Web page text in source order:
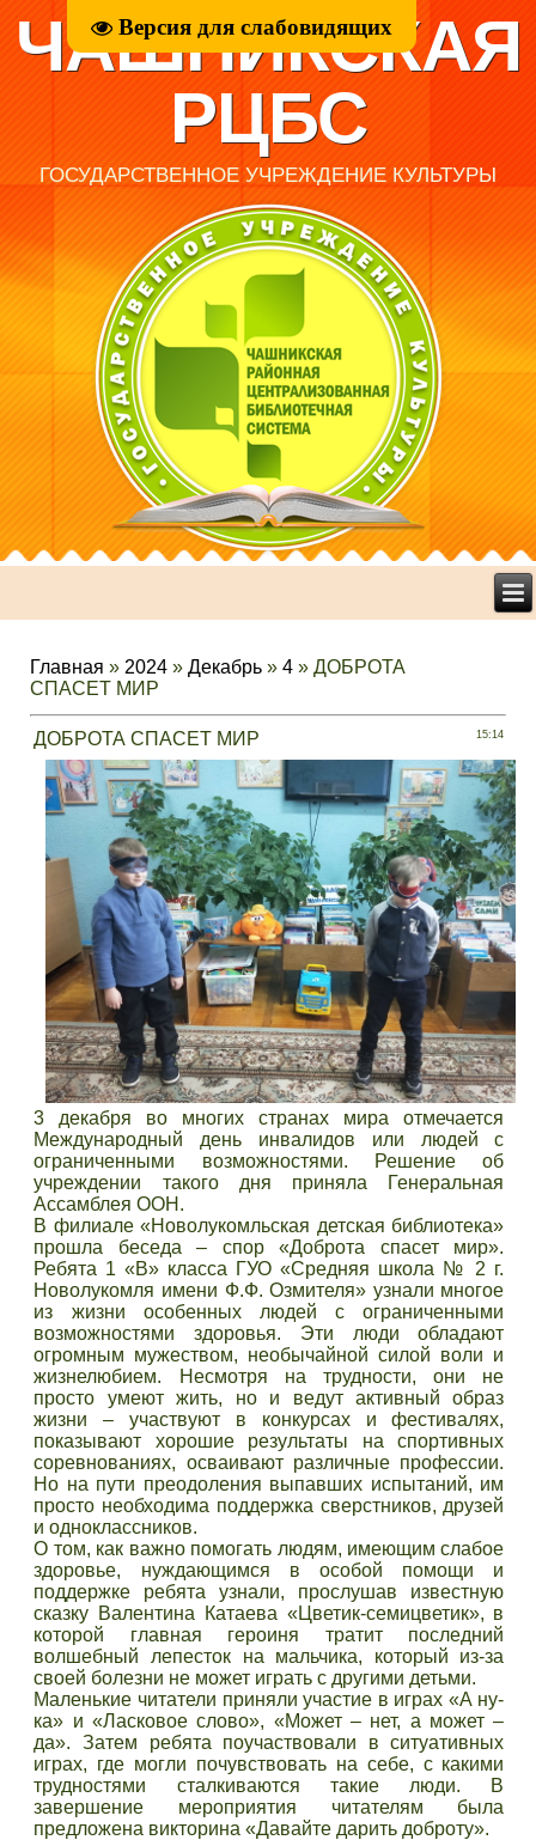
Версия для слабовидящих
ЧАШНИКСКАЯ
РЦБС
ГОСУДАРСТВЕННОЕ УЧРЕЖДЕНИЕ КУЛЬТУРЫ
Главная » 2024 » Декабрь » 4 » ДОБРОТА
СПАСЕТ МИР
15:14
ДОБРОТА СПАСЕТ МИР
3 декабря во многих странах мира отмечается
Международный день инвалидов или людей с
ограниченными возможностями. Решение об
учреждении такого дня приняла Генеральная
Ассамблея ООН.
В филиале «Новолукомльская детская библиотека»
прошла беседа – спор «Доброта спасет мир».
Ребята 1 «В» класса ГУО «Средняя школа № 2 г.
Новолукомля имени Ф.Ф. Озмителя» узнали многое
из жизни особенных людей с ограниченными
возможностями здоровья. Эти люди обладают
огромным мужеством, необычайной силой воли и
жизнелюбием. Несмотря на трудности, они не
просто умеют жить, но и ведут активный образ
жизни – участвуют в конкурсах и фестивалях,
показывают хорошие результаты на спортивных
соревнованиях, осваивают различные профессии.
Но на пути преодоления выпавших испытаний, им
просто необходима поддержка сверстников, друзей
и одноклассников.
О том, как важно помогать людям, имеющим слабое
здоровье, нуждающимся в особой помощи и
поддержке ребята узнали, прослушав известную
сказку Валентина Катаева «Цветик-семицветик», в
которой главная героиня тратит последний
волшебный лепесток на мальчика, который из-за
своей болезни не может играть с другими детьми.
Маленькие читатели приняли участие в играх «А ну-
ка» и «Ласковое слово», «Может – нет, а может –
да». Затем ребята поучаствовали в ситуативных
играх, где могли почувствовать на себе, с какими
трудностями сталкиваются такие люди. В
завершение мероприятия читателям была
предложена викторина «Давайте дарить доброту».